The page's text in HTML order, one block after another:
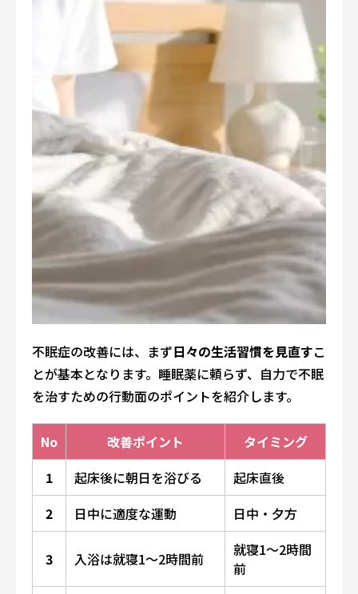
不眠症の改善には、まず日々の生活習慣を見直すこ
とが基本となります。睡眠薬に頼らず、自力で不眠
を治すための行動面のポイントを紹介します。
No 改善ポイント
タイミング
1
起床後に朝日を浴びる
起床直後
2
日中に適度な運動 日中・夕方
3 入浴は就寝1〜2時間前
就寝1〜2時間
前